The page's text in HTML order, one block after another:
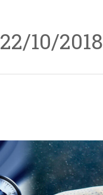
22/10/2018